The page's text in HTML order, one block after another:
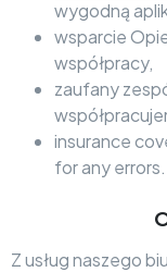
wygodną
wsparcie
współpracy,
zaufany
insurance
for any errors.
Z usług naszego